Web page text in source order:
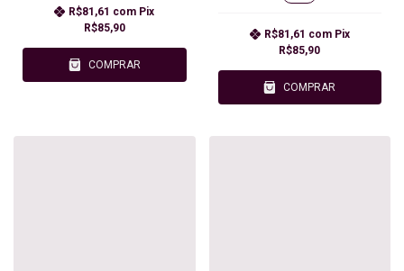
R$85,90
R$81,61 com Pix
COMPRAR
R$85,90
R$81,61 com Pix
COMPRAR